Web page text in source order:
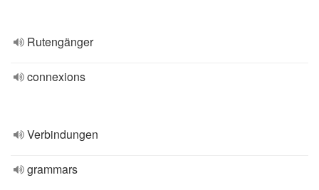
Rutengänger
connexions
Verbindungen
grammars